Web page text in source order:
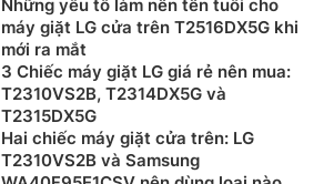
Những yếu tố làm nên tên tuổi cho
máy giặt LG cửa trên T2516DX5G khi
mới ra mắt
3 Chiếc máy giặt LG giá rẻ nên mua:
T2310VS2B, T2314DX5G và
T2315DX5G
Hai chiếc máy giặt cửa trên: LG
T2310VS2B và Samsung